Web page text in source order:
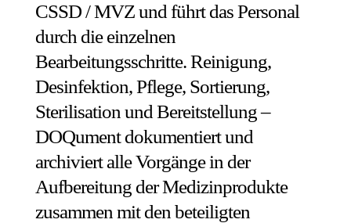
CSSD / MVZ und führt das Personal
durch die einzelnen
Bearbeitungsschritte. Reinigung,
Desinfektion, Pflege, Sortierung,
Sterilisation und Bereitstellung –
DOQument dokumentiert und
archiviert alle Vorgänge in der
Aufbereitung der Medizinprodukte
zusammen mit den beteiligten